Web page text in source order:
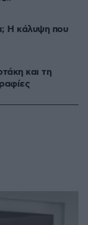
Η κάλυψη που
και τη